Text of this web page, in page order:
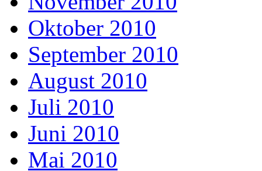
Oktober 2010
September 2010
August 2010
Juli 2010
Juni 2010
Mai 2010